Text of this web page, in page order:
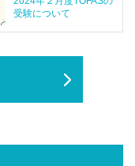
受験について